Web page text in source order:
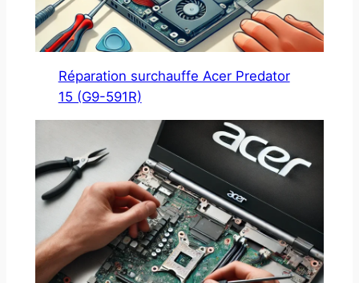
Réparation surchauffe Acer Predator
15 (G9-591R)